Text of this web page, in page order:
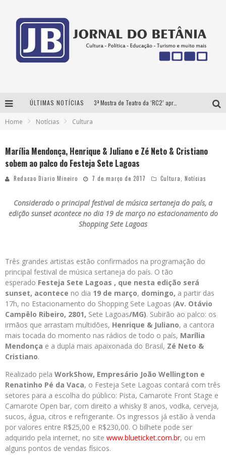
ÚLTIMAS NOTÍCIAS 3ª Mostra de Teatro da ‘RC2’ apresenta ‘seis espetáculos’ imperdíveis para o público ‘infantil e adulto’ assistir no conforto de casa pelo canal do Youtube
Home Notícias Cultura
Marília Mendonça, Henrique & Juliano e Zé Neto & Cristiano
sobem ao palco do Festeja Sete Lagoas
Redacao Diario Mineiro 7 de março de 2017 Cultura Notícias
Considerado o principal festival de música sertaneja do país, a
edição sunset acontece no dia 19 de março no estacionamento do
Shopping Sete Lagoas
Três grandes artistas estão confirmados na programação do
principal festival de música sertaneja do país. O tão
esperado Festeja Sete Lagoas , que nesta edição será
sunset, acontece no dia 19 de março, domingo, a partir das
17h, no Estacionamento do Shopping Sete Lagoas (Av. Otávio
Campêlo Ribeiro, 2801, Sete Lagoas/MG). Subirão ao palco: os
irmãos que arrastam multidões, Henrique & Juliano, a cantora
mais tocada do momento nas rádios de todo o país, Marília
Mendonça e a dupla mais apaixonada do Brasil, Zé Neto &
Cristiano.
Realizado pela WorkShow, Empresário João Wellington e
Renatinho Pé da Vaca, o Festeja Sete Lagoas contará com três
setores para a escolha do público: Pista, Camarote Front Stage e
Camarote Open bar, com direito a whisky 8 anos, vodka, cerveja,
sucos, água, citros e refrigerante. Os ingressos já estão à venda
por valores entre R$25,00 e R$230,00. O bilhete pode ser
adquirido pela internet, no site www.blueticket.com.br, ou em
alguns pontos de vendas físicos.